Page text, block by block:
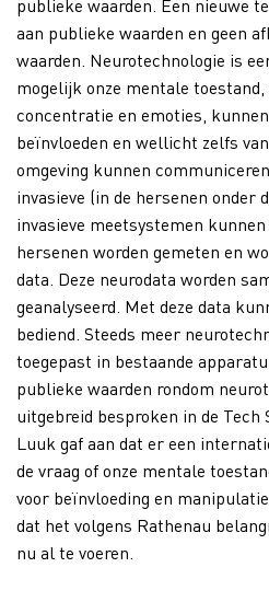
publieke waarden. Een nieuwe
aan publieke waarden en geen
waarden. Neurotechnologie is
mogelijk onze mentale toestand,
concentratie en emoties,
beïnvloeden en wellicht zelfs
omgeving kunnen
invasieve (in de hersenen onder
invasieve meetsystemen
hersenen worden gemeten en
data. Deze neurodata worden
geanalyseerd. Met deze data
bediend. Steeds meer
toegepast in bestaande
publieke waarden rondom
uitgebreid besproken in de Tech
Luuk gaf aan dat er een
de vraag of onze mentale
voor beïnvloeding en
dat het volgens Rathenau
nu al te voeren.